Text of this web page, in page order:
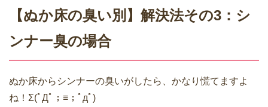
【ぬか床の臭い別】解決法その3：シ
ンナー臭の場合
ぬか床からシンナーの臭いがしたら、かなり慌てますよ
ね！Σ(ﾟДﾟ；≡；ﾟдﾟ)